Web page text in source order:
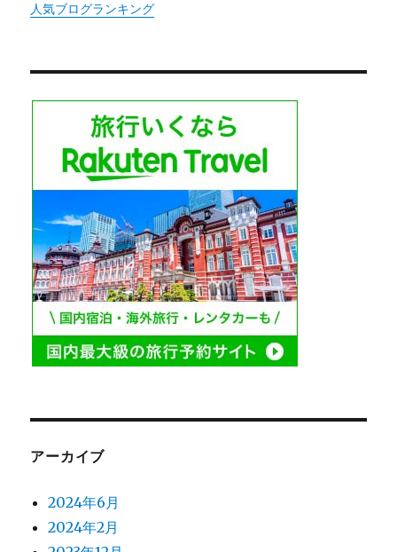
人気ブログランキング
アーカイブ
2024年6月
2024年2月